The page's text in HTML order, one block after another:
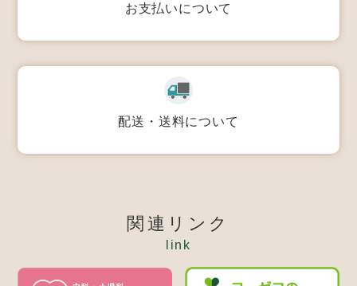
お支払いについて
配送・送料について
関連リンク
link